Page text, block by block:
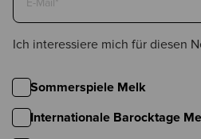
Ich interessiere mich für diesen
Sommerspiele Melk
Internationale Barocktage